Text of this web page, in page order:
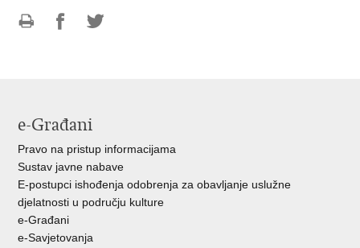
e-Građani
Pravo na pristup informacijama
Sustav javne nabave
E-postupci ishođenja odobrenja za obavljanje uslužne
djelatnosti u području kulture
e-Građani
e-Savjetovanja